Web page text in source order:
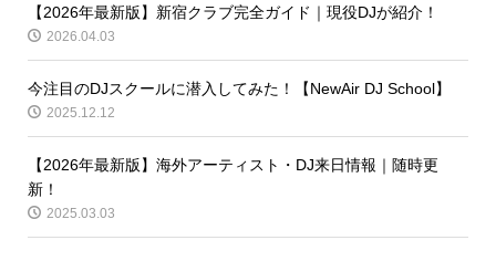
【2026年最新版】新宿クラブ完全ガイド｜現役DJが紹介！
2026.04.03
今注目のDJスクールに潜入してみた！【NewAir DJ School】
2025.12.12
【2026年最新版】海外アーティスト・DJ来日情報｜随時更
新！
2025.03.03